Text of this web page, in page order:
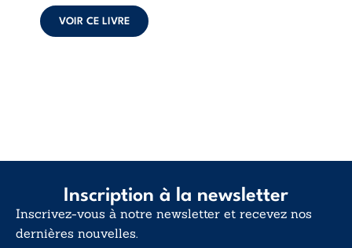
déclaration
d’existence pour ...
VOIR CE LIVRE
Inscription à la newsletter
Inscrivez-vous à notre newsletter et recevez nos
dernières nouvelles.